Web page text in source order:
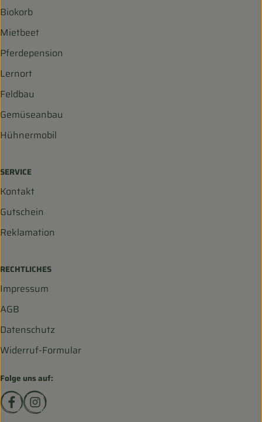
Biokorb
Mietbeet
Pferdepension
Lernort
Feldbau
Gemüseanbau
Hühnermobil
SERVICE
Kontakt
Gutschein
Reklamation
RECHTLICHES
Impressum
AGB
Datenschutz
Widerruf-Formular
Folge uns auf:
Externer Link zu https://www.facebook.com/
Externer Link zu https://www.instagram.com/